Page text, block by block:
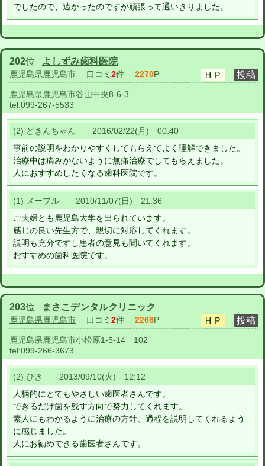
でしたので、遠かったのですが頑張って通いきりました。
202位 よしずみ歯科医院
鹿児島県鹿児島市 口コミ 2件 2270P
鹿児島県鹿児島市谷山中央8-6-3
tel:099-267-5533
(2) どきんちゃん 2016/02/22(月) 00:40
事前の説明をわかりやすくしてもらえてよく理解できました。
治療中は痛みがないように無痛治療でしてもらえました。
人におすすめしたくなる歯科医院です。
(1) メープル 2010/11/07(日) 21:36
ご夫婦とも鹿児島大学を出られています。
感じの良い先生方で、親切に対応してくれます。
説明も充分ですし患者の意見も聞いてくれます。
おすすめの歯科医院です。
203位 まさこデンタルクリニック
鹿児島県鹿児島市 口コミ 2件 2266P
鹿児島県鹿児島市小松原1-5-14 102
tel:099-266-3673
(2) ぴき 2013/09/10(火) 12:12
人柄的にとてもやさしい歯医者さんです。
できるだけ歯を残す方向で努力してくれます。
素人にもわかるように治療の方針、過程を説明してくれるよう
に感じました。
人にお勧めできる歯医者さんです。